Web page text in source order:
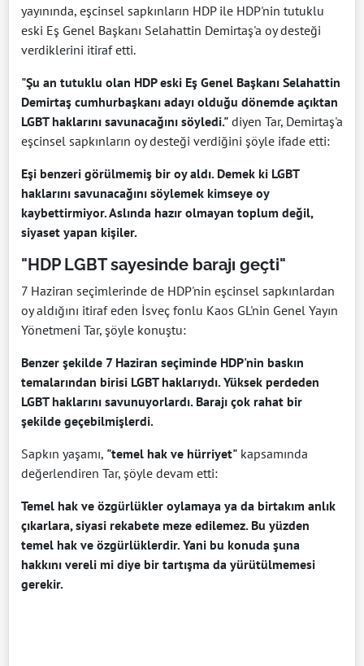
yayınında, eşcinsel sapkınların HDP ile HDP'nin tutuklu
eski Eş Genel Başkanı Selahattin Demirtaş'a oy desteği
verdiklerini itiraf etti.
"Şu an tutuklu olan HDP eski Eş Genel Başkanı Selahattin
Demirtaş cumhurbaşkanı adayı olduğu dönemde açıktan
LGBT haklarını savunacağını söyledi." diyen Tar, Demirtaş'a
eşcinsel sapkınların oy desteği verdiğini şöyle ifade etti:
Eşi benzeri görülmemiş bir oy aldı. Demek ki LGBT
haklarını savunacağını söylemek kimseye oy
kaybettirmiyor. Aslında hazır olmayan toplum değil,
siyaset yapan kişiler.
"HDP LGBT sayesinde barajı geçti"
7 Haziran seçimlerinde de HDP'nin eşcinsel sapkınlardan
oy aldığını itiraf eden İsveç fonlu Kaos GL'nin Genel Yayın
Yönetmeni Tar, şöyle konuştu:
Benzer şekilde 7 Haziran seçiminde HDP'nin baskın
temalarından birisi LGBT haklarıydı. Yüksek perdeden
LGBT haklarını savunuyorlardı. Barajı çok rahat bir
şekilde geçebilmişlerdi.
Sapkın yaşamı, "temel hak ve hürriyet" kapsamında
değerlendiren Tar, şöyle devam etti:
Temel hak ve özgürlükler oylamaya ya da birtakım anlık
çıkarlara, siyasi rekabete meze edilemez. Bu yüzden
temel hak ve özgürlüklerdir. Yani bu konuda şuna
hakkını vereli mi diye bir tartışma da yürütülmemesi
gerekir.